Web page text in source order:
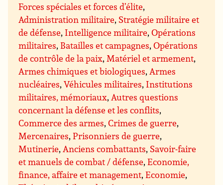
Forces spéciales et forces d’élite,
Administration militaire, Stratégie militaire et
de défense, Intelligence militaire,Opérations
militaires, Batailles et campagnes,Opérations
de contrôle de la paix,Matériel et armement,
Armes chimiques et biologiques,Armes
nucléaires,Véhicules militaires, Institutions
militaires, mémoriaux,Autres questions
concernant la défense et les conflits,
Commerce des armes,Crimes de guerre,
Mercenaires,Prisonniers de guerre,
Mutinerie,Anciens combattants, Savoir-faire
et manuels de combat / défense,Economie,
finance, affaire et management,Economie,